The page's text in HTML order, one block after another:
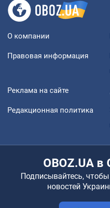
О компании
Правовая информация
Реклама на сайте
Редакционная политика
OBOZ.UA в
Подписывайтесь,
новостей